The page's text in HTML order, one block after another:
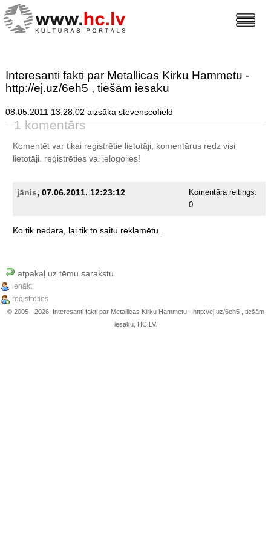
Interesanti fakti par Metallicas Kirku Hammetu -
http://ej.uz/6eh5 , tiešām iesaku
08.05.2011 13:28:02 aizsāka stevenscofield
1 komentārs
Komentēt var tikai reģistrētie lietotāji, komentārus redz visi
lietotāji. reģistrētiesvai ielogojies!
jānis, 07.06.2011. 12:23:12
Komentāra reitings:
0
Ko tik nedara, lai tik to saitu reklamētu.
atpakaļ uz tēmu sarakstu
ienākt
reģistrēties
© 2005 - 2026, Interesanti fakti par Metallicas Kirku Hammetu - http://ej.uz/6eh5 , tiešām
iesaku, HC.LV.